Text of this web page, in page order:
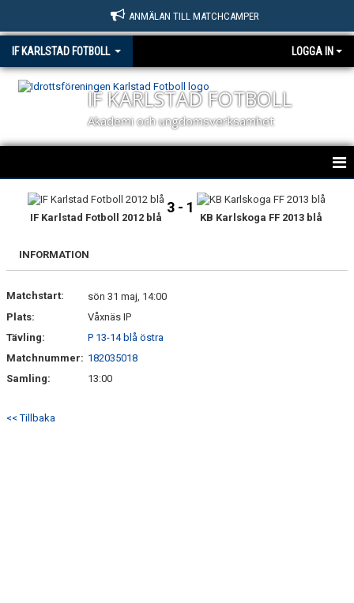
ANMÄLAN TILL MATCHCAMPER
IF KARLSTAD FOTBOLL LOGGA IN
IF KARLSTAD FOTBOLL
Akademi och ungdomsverksamhet
HEM
OM KLUBBEN
KONTAKT
DOKUMENT
IF Karlstad Fotboll 2012 blå
3 - 1
KB Karlskoga FF 2013 blå
INFORMATION
Matchstart:
sön 31 maj, 14:00
Plats:
Våxnäs IP
Tävling:
P 13-14 blå östra
Matchnummer: 182035018
Samling:
13:00
<< Tillbaka